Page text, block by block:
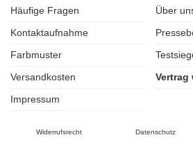
Häufige Fragen
Über
Kontaktaufnahme
Farbmuster
Versandkosten
Vertrag
Impressum
Widerrufsrecht Datenschutz